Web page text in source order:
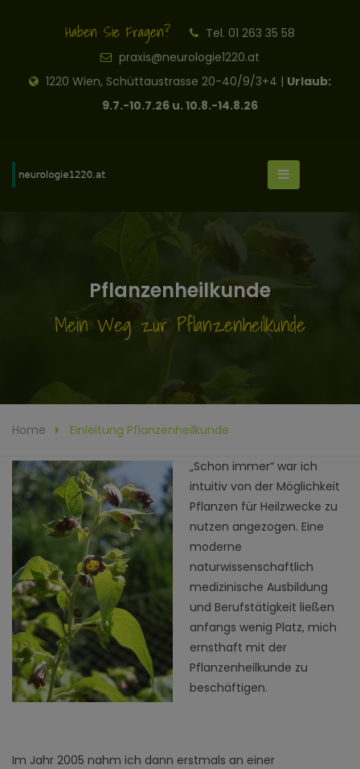
Haben Sie Fragen?
Tel. 01 263 35 58
praxis@neurologie1220.at
1220 Wien, Schüttaustrasse 20-40/9/3+4 | Urlaub:
9.7.-10.7.26 u. 10.8.-14.8.26
Pflanzenheilkunde
Mein Weg zur Pflanzenheilkunde
Home Einleitung Pflanzenheilkunde
„Schon immer“ war ich
intuitiv von der Möglichkeit
Pflanzen für Heilzwecke zu
nutzen angezogen. Eine
moderne
naturwissenschaftlich
medizinische Ausbildung
und Berufstätigkeit ließen
anfangs wenig Platz, mich
ernsthaft mit der
Pflanzenheilkunde zu
beschäftigen.
Im Jahr 2005 nahm ich dann erstmals an einer